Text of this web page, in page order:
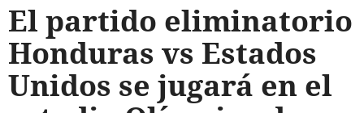
El partido eliminatorio
Honduras vs Estados
Unidos se jugará en el